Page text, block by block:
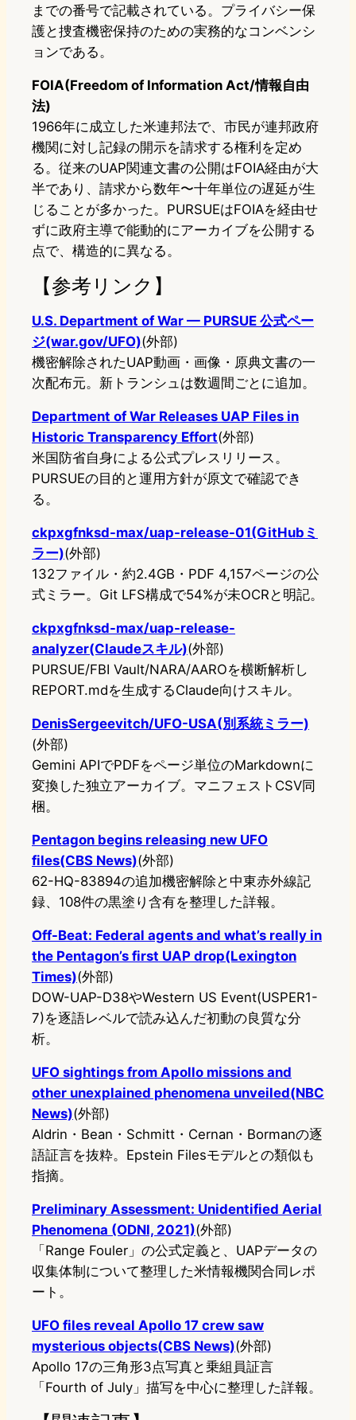
までの番号で記載されている。プライバシー保
護と捜査機密保持のための実務的なコンベンシ
ョンである。
FOIA(Freedom of Information Act/情報自由
法)
1966年に成立した米連邦法で、市民が連邦政府
機関に対し記録の開示を請求する権利を定め
る。従来のUAP関連文書の公開はFOIA経由が大
半であり、請求から数年〜十年単位の遅延が生
じることが多かった。PURSUEはFOIAを経由せ
ずに政府主導で能動的にアーカイブを公開する
点で、構造的に異なる。
【参考リンク】
U.S. Department of War — PURSUE 公式ペー
ジ(war.gov/UFO)(外部)
機密解除されたUAP動画・画像・原典文書の一
次配布元。新トランシュは数週間ごとに追加。
Department of War Releases UAP Files in
Historic Transparency Effort(外部)
米国防省自身による公式プレスリリース。
PURSUEの目的と運用方針が原文で確認でき
る。
ckpxgfnksd-max/uap-release-01(GitHubミ
ラー)(外部)
132ファイル・約2.4GB・PDF 4,157ページの公
式ミラー。Git LFS構成で54%が未OCRと明記。
ckpxgfnksd-max/uap-release-
analyzer(Claudeスキル)(外部)
PURSUE/FBI Vault/NARA/AAROを横断解析し
REPORT.mdを生成するClaude向けスキル。
DenisSergeevitch/UFO-USA(別系統ミラー)
(外部)
Gemini APIでPDFをページ単位のMarkdownに
変換した独立アーカイブ。マニフェストCSV同
梱。
Pentagon begins releasing new UFO
files(CBS News)(外部)
62-HQ-83894の追加機密解除と中東赤外線記
録、108件の黒塗り含有を整理した詳報。
Off-Beat: Federal agents and what’s really in
the Pentagon’s first UAP drop(Lexington
Times)(外部)
DOW-UAP-D38やWestern US Event(USPER1-
7)を逐語レベルで読み込んだ初動の良質な分
析。
UFO sightings from Apollo missions and
other unexplained phenomena unveiled(NBC
News)(外部)
Aldrin・Bean・Schmitt・Cernan・Bormanの逐
語証言を抜粋。Epstein Filesモデルとの類似も
指摘。
Preliminary Assessment: Unidentified Aerial
Phenomena (ODNI, 2021)(外部)
「Range Fouler」の公式定義と、UAPデータの
収集体制について整理した米情報機関合同レポ
ート。
UFO files reveal Apollo 17 crew saw
mysterious objects(CBS News)(外部)
Apollo 17の三角形3点写真と乗組員証言
「Fourth of July」描写を中心に整理した詳報。